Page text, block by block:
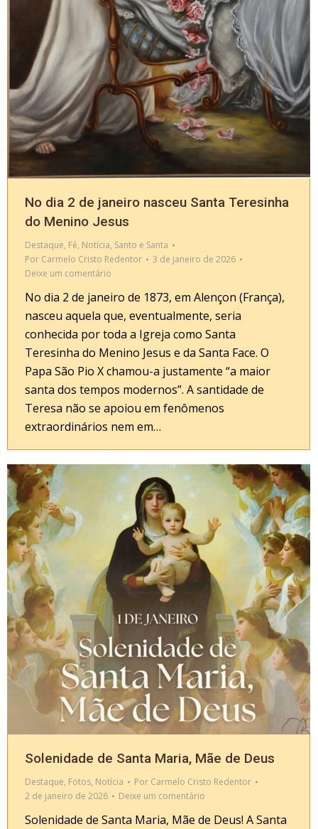
No dia 2 de janeiro nasceu Santa Teresinha
do Menino Jesus
Destaque, Fé, Notícia, Santo e Santa
Por Carmelo Cristo Redentor
3 de janeiro de 2026
Deixe um comentário
No dia 2 de janeiro de 1873, em Alençon (França),
nasceu aquela que, eventualmente, seria
conhecida por toda a Igreja como Santa
Teresinha do Menino Jesus e da Santa Face. O
Papa São Pio X chamou-a justamente “a maior
santa dos tempos modernos”. A santidade de
Teresa não se apoiou em fenômenos
extraordinários nem em…
Solenidade de Santa Maria, Mãe de Deus
Destaque, Fotos, Notícia Por Carmelo Cristo Redentor
2 de janeiro de 2026
Deixe um comentário
Solenidade de Santa Maria, Mãe de Deus! A Santa